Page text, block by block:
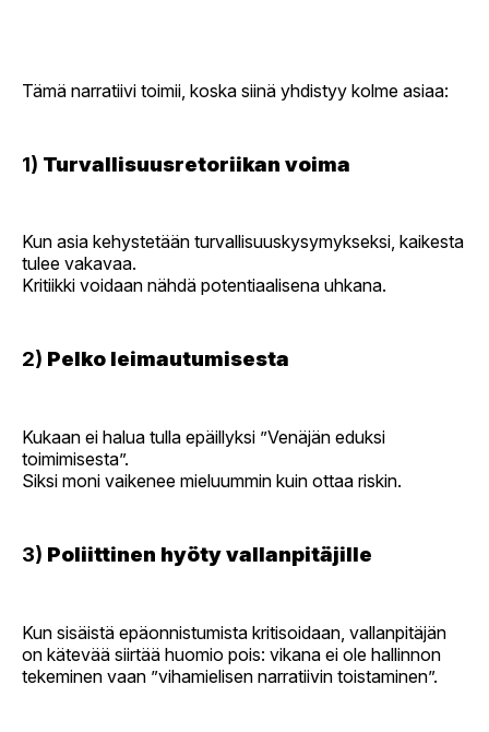
Tämä narratiivi toimii, koska siinä yhdistyy kolme asiaa:
1) Turvallisuusretoriikan voima
Kun asia kehystetään turvallisuuskysymykseksi, kaikesta
tulee vakavaa.
Kritiikki voidaan nähdä potentiaalisena uhkana.
2) Pelko leimautumisesta
Kukaan ei halua tulla epäillyksi ”Venäjän eduksi
toimimisesta”.
Siksi moni vaikenee mieluummin kuin ottaa riskin.
3) Poliittinen hyöty vallanpitäjille
Kun sisäistä epäonnistumista kritisoidaan, vallanpitäjän
on kätevää siirtää huomio pois: vikana ei ole hallinnon
tekeminen vaan ”vihamielisen narratiivin toistaminen”.